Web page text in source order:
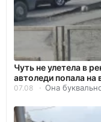
Чуть не улетела в
автоледи попала на
07.08 Она